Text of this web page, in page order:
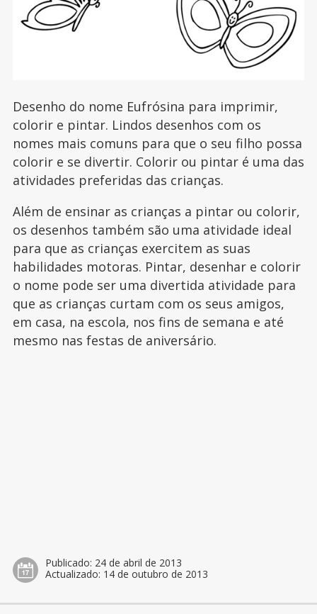
Desenho do nome Eufrósina para imprimir,
colorir e pintar. Lindos desenhos com os
nomes mais comuns para que o seu filho possa
colorir e se divertir. Colorir ou pintar é uma das
atividades preferidas das crianças.
Além de ensinar as crianças a pintar ou colorir,
os desenhos também são uma atividade ideal
para que as crianças exercitem as suas
habilidades motoras. Pintar, desenhar e colorir
o nome pode ser uma divertida atividade para
que as crianças curtam com os seus amigos,
em casa, na escola, nos fins de semana e até
mesmo nas festas de aniversário.
Publicado: 24 de abril de 2013
Actualizado: 14 de outubro de 2013